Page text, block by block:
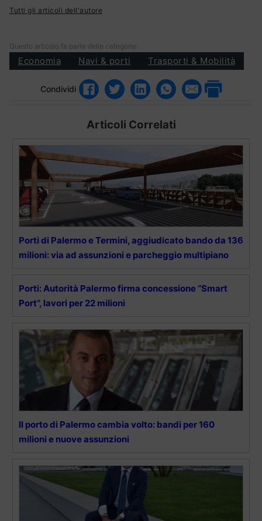
Tutti gli articoli dell'autore
Questo articolo fa parte delle categorie:
Economia Navi & porti Trasporti & Mobilità
Condividi
Articoli Correlati
Porti di Palermo e Termini, aggiudicato bando da 136
milioni: via ad assunzioni e parcheggio multipiano
Porti: Autorità Palermo firma concessione “Smart
Port”, lavori per 22 milioni
Il porto di Palermo cambia volto: bandi per 160
milioni e nuove assunzioni